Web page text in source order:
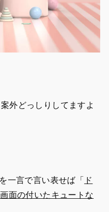
外どっしりしてますよ
一言で言い表せば「
ド
面の付いたキュートな